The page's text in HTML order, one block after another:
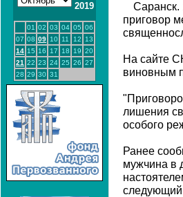
2019
01 02 03 04 05 06
07 08 09 10 11 12
13
14 15 16 17 18 19 20
21 22 23 24 25 26 27
28 29 30 31
приговор
На сайте
виновным
лишения
особого
Ранее
мужчина в
следующий